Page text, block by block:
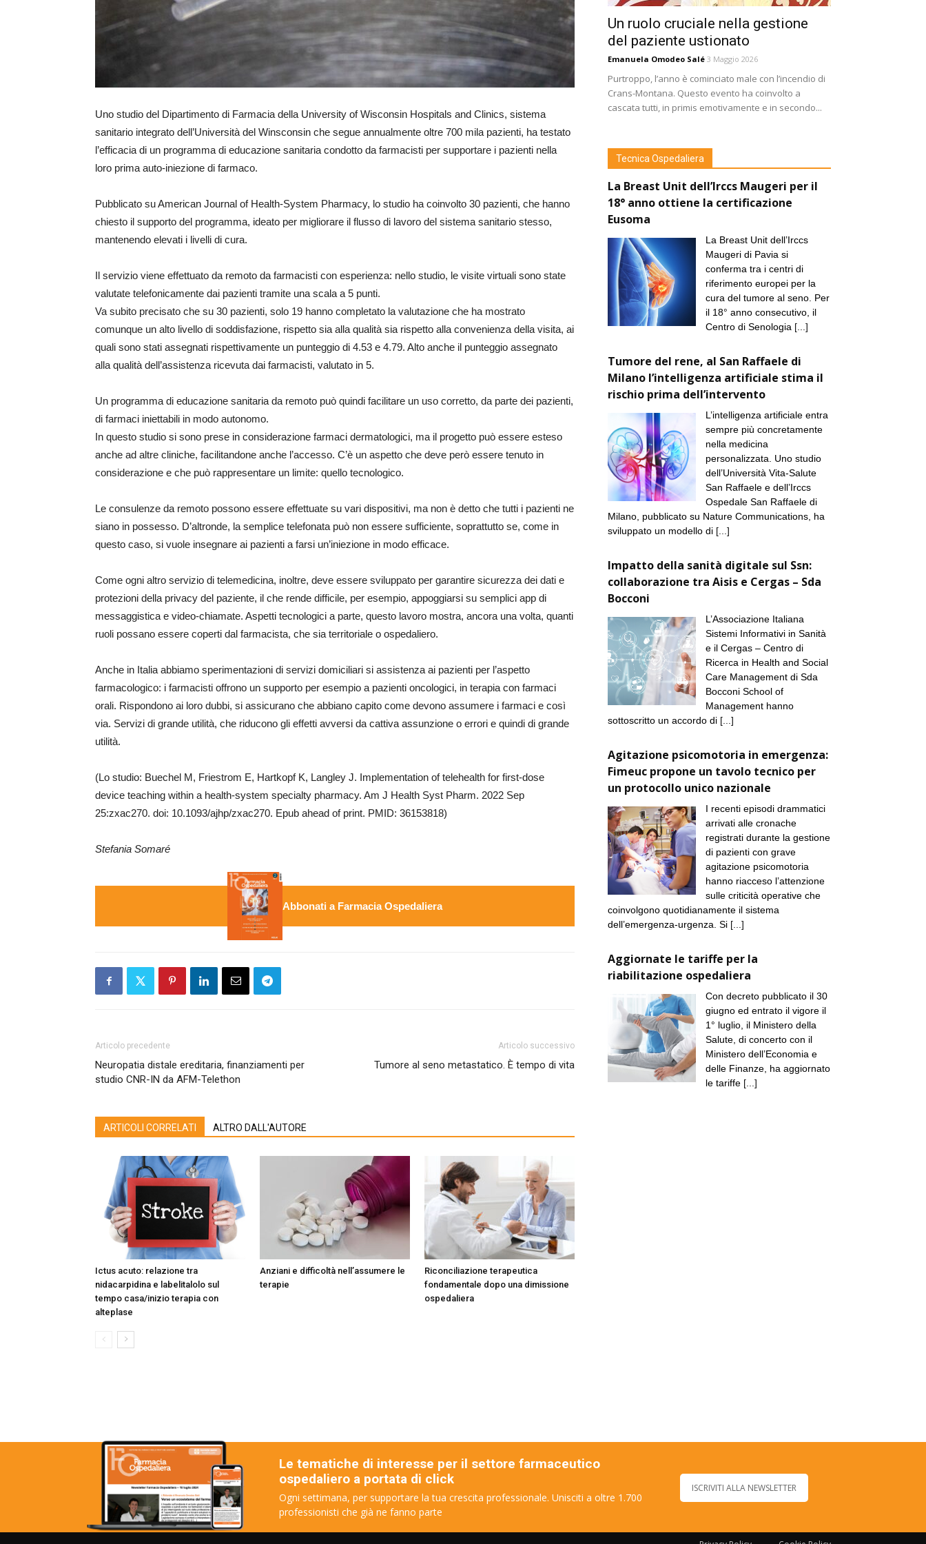
Uno studio del Dipartimento di Farmacia della University of Wisconsin Hospitals and Clinics, sistema
sanitario integrato dell’Università del Winsconsin che segue annualmente oltre 700 mila pazienti, ha testato
l’efficacia di un programma di educazione sanitaria condotto da farmacisti per supportare i pazienti nella
loro prima auto-iniezione di farmaco.
Pubblicato su American Journal of Health-System Pharmacy, lo studio ha coinvolto 30 pazienti, che hanno
chiesto il supporto del programma, ideato per migliorare il flusso di lavoro del sistema sanitario stesso,
mantenendo elevati i livelli di cura.
Il servizio viene effettuato da remoto da farmacisti con esperienza: nello studio, le visite virtuali sono state
valutate telefonicamente dai pazienti tramite una scala a 5 punti.
Va subito precisato che su 30 pazienti, solo 19 hanno completato la valutazione che ha mostrato
comunque un alto livello di soddisfazione, rispetto sia alla qualità sia rispetto alla convenienza della visita, ai
quali sono stati assegnati rispettivamente un punteggio di 4.53 e 4.79. Alto anche il punteggio assegnato
alla qualità dell’assistenza ricevuta dai farmacisti, valutato in 5.
Un programma di educazione sanitaria da remoto può quindi facilitare un uso corretto, da parte dei pazienti,
di farmaci iniettabili in modo autonomo.
In questo studio si sono prese in considerazione farmaci dermatologici, ma il progetto può essere esteso
anche ad altre cliniche, facilitandone anche l’accesso. C’è un aspetto che deve però essere tenuto in
considerazione e che può rappresentare un limite: quello tecnologico.
Le consulenze da remoto possono essere effettuate su vari dispositivi, ma non è detto che tutti i pazienti ne
siano in possesso. D’altronde, la semplice telefonata può non essere sufficiente, soprattutto se, come in
questo caso, si vuole insegnare ai pazienti a farsi un’iniezione in modo efficace.
Come ogni altro servizio di telemedicina, inoltre, deve essere sviluppato per garantire sicurezza dei dati e
protezioni della privacy del paziente, il che rende difficile, per esempio, appoggiarsi su semplici app di
messaggistica e video-chiamate. Aspetti tecnologici a parte, questo lavoro mostra, ancora una volta, quanti
ruoli possano essere coperti dal farmacista, che sia territoriale o ospedaliero.
Anche in Italia abbiamo sperimentazioni di servizi domiciliari si assistenza ai pazienti per l’aspetto
farmacologico: i farmacisti offrono un supporto per esempio a pazienti oncologici, in terapia con farmaci
orali. Rispondono ai loro dubbi, si assicurano che abbiano capito come devono assumere i farmaci e così
via. Servizi di grande utilità, che riducono gli effetti avversi da cattiva assunzione o errori e quindi di grande
utilità.
(Lo studio: Buechel M, Friestrom E, Hartkopf K, Langley J. Implementation of telehealth for first-dose
device teaching within a health-system specialty pharmacy. Am J Health Syst Pharm. 2022 Sep
25:zxac270. doi: 10.1093/ajhp/zxac270. Epub ahead of print. PMID: 36153818)
Stefania Somaré
Abbonati a Farmacia Ospedaliera
Articolo precedente
Neuropatia distale ereditaria, finanziamenti per
studio CNR-IN da AFM-Telethon
Articolo successivo
Tumore al seno metastatico. È tempo di vita
ARTICOLI CORRELATI ALTRO DALL'AUTORE
Ictus acuto: relazione tra
nidacarpidina e labelitalolo sul
tempo casa/inizio terapia con
alteplase
Anziani e difficoltà nell’assumere le
terapie
Riconciliazione terapeutica
fondamentale dopo una dimissione
ospedaliera
Un ruolo cruciale nella gestione
del paziente ustionato
Emanuela Omodeo Salé 3 Maggio 2026
Purtroppo, l’anno è cominciato male con l’incendio di
Crans-Montana. Questo evento ha coinvolto a
cascata tutti, in primis emotivamente e in secondo...
Tecnica Ospedaliera
La Breast Unit dell’Irccs Maugeri per il
18° anno ottiene la certificazione
Eusoma
La Breast Unit dell’Irccs
Maugeri di Pavia si
conferma tra i centri di
riferimento europei per la
cura del tumore al seno. Per
il 18° anno consecutivo, il
Centro di Senologia [...]
Tumore del rene, al San Raffaele di
Milano l’intelligenza artificiale stima il
rischio prima dell’intervento
L’intelligenza artificiale entra
sempre più concretamente
nella medicina
personalizzata. Uno studio
dell’Università Vita-Salute
San Raffaele e dell’Irccs
Ospedale San Raffaele di
Milano, pubblicato su Nature Communications, ha
sviluppato un modello di [...]
Impatto della sanità digitale sul Ssn:
collaborazione tra Aisis e Cergas – Sda
Bocconi
L’Associazione Italiana
Sistemi Informativi in Sanità
e il Cergas – Centro di
Ricerca in Health and Social
Care Management di Sda
Bocconi School of
Management hanno
sottoscritto un accordo di [...]
Agitazione psicomotoria in emergenza:
Fimeuc propone un tavolo tecnico per
un protocollo unico nazionale
I recenti episodi drammatici
arrivati alle cronache
registrati durante la gestione
di pazienti con grave
agitazione psicomotoria
hanno riacceso l’attenzione
sulle criticità operative che
coinvolgono quotidianamente il sistema
dell’emergenza-urgenza. Si [...]
Aggiornate le tariffe per la
riabilitazione ospedaliera
Con decreto pubblicato il 30
giugno ed entrato il vigore il
1° luglio, il Ministero della
Salute, di concerto con il
Ministero dell’Economia e
delle Finanze, ha aggiornato
le tariffe [...]
Le tematiche di interesse per il settore farmaceutico
ospedaliero a portata di click
Ogni settimana, per supportare la tua crescita professionale. Unisciti a oltre 1.700
professionisti che già ne fanno parte
ISCRIVITI ALLA NEWSLETTER